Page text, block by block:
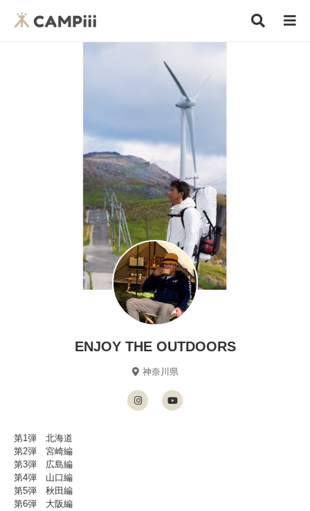
ENJOY THE OUTDOORS
神奈川県
第1弾 北海道
第2弾 宮崎編
第3弾 広島編
第4弾 山口編
第5弾 秋田編
第6弾 大阪編